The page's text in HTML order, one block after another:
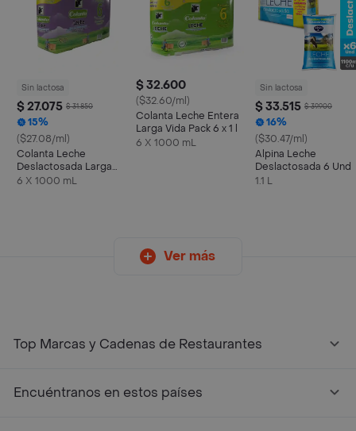
Sin lactosa
$ 27.075 $ 31.850
15%
($27.08/ml)
Colanta Leche
Deslactosada Larga
Vida
6 X 1000 mL
$ 32.600
($32.60/ml)
Colanta Leche Entera
Larga Vida Pack 6 x 1 l
6 X 1000 mL
Sin lactosa
$ 33.515 $ 39.900
16%
($30.47/ml)
Alpina Leche
Deslactosada 6 Und
1.1 L
Ver más
Top Marcas y Cadenas de Restaurantes
Encuéntranos en estos países